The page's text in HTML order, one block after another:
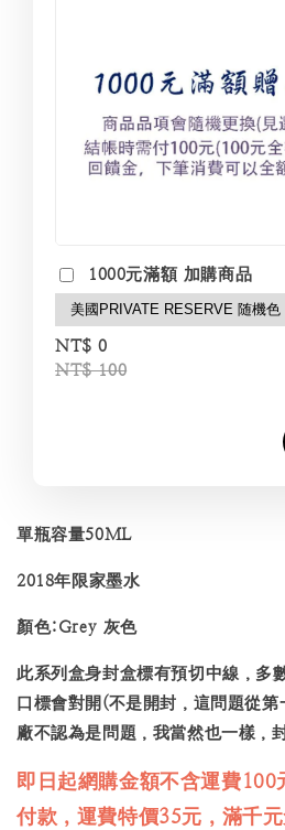
1000元滿額 加購商品
NT$ 0
NT$ 100
單瓶容量50ML
2018年限家墨水
顏色:Grey 灰色
此系列盒身封盒標有預切中線，多
口標會對開(不是開封，這問題從
廠不認為是問題，我當然也一樣，
即日起網購金額不含運費100
付款，運費特價35元，滿千